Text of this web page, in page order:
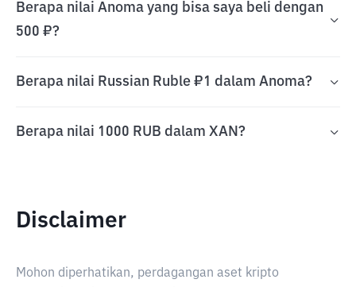
Berapa nilai Anoma yang bisa saya beli dengan
500 ₽?
Berapa nilai Russian Ruble ₽1 dalam Anoma?
Berapa nilai 1000 RUB dalam XAN?
Disclaimer
Mohon diperhatikan, perdagangan aset kripto